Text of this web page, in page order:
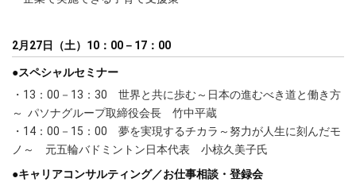
2月27日（土）10：00－17：00
●スペシャルセミナー
・13：00－13：30 世界と共に歩む～日本の進むべき道と働き方
～ パソナグループ取締役会長 竹中平蔵
・14：00－15：00 夢を実現するチカラ～努力が人生に刻んだモ
ノ～ 元五輪バドミントン日本代表 小椋久美子氏
●キャリアコンサルティング／お仕事相談・登録会